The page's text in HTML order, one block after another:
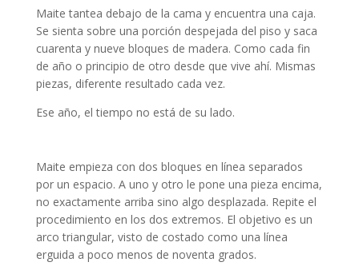
Maite tantea debajo de la cama y encuentra una caja.
Se sienta sobre una porción despejada del piso y saca
cuarenta y nueve bloques de madera. Como cada fin
de año o principio de otro desde que vive ahí. Mismas
piezas, diferente resultado cada vez.
Ese año, el tiempo no está de su lado.
Maite empieza con dos bloques en línea separados
por un espacio. A uno y otro le pone una pieza encima,
no exactamente arriba sino algo desplazada. Repite el
procedimiento en los dos extremos. El objetivo es un
arco triangular, visto de costado como una línea
erguida a poco menos de noventa grados.